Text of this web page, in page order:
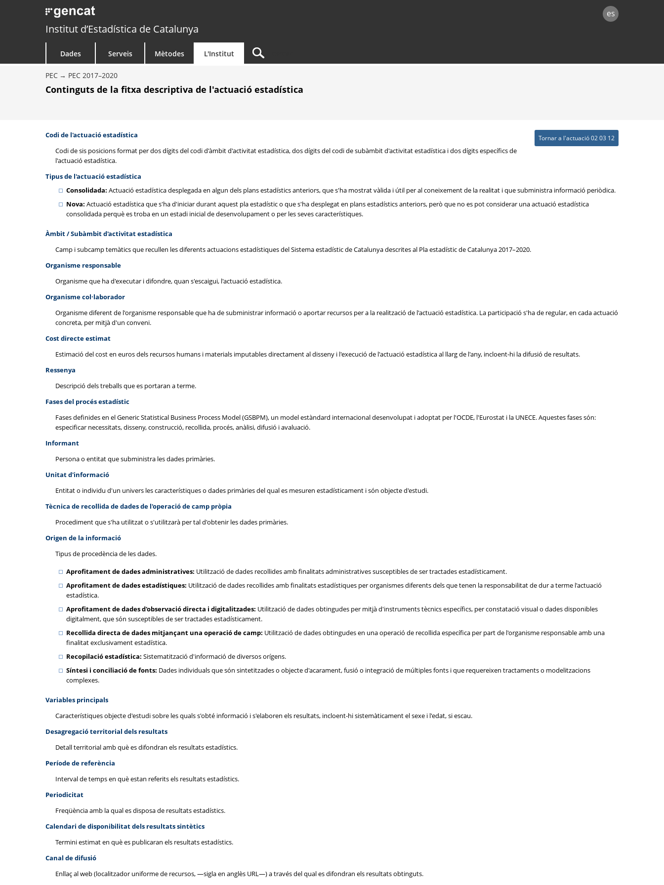
es
Institut d’Estadística de Catalunya
Dades Serveis Mètodes L'Institut
PEC PEC 2017–2020
Continguts de la fitxa descriptiva de l'actuació estadística
Tornar a l'actuació 02 03 12
Codi de l'actuació estadística
Codi de sis posicions format per dos dígits del codi d'àmbit d'activitat estadística, dos dígits del codi de subàmbit d'activitat estadística i dos dígits específics de
l'actuació estadística.
Tipus de l'actuació estadística
Consolidada: Actuació estadística desplegada en algun dels plans estadístics anteriors, que s'ha mostrat vàlida i útil per al coneixement de la realitat i que subministra informació periòdica.
Nova: Actuació estadística que s'ha d'iniciar durant aquest pla estadístic o que s'ha desplegat en plans estadístics anteriors, però que no es pot considerar una actuació estadística
consolidada perquè es troba en un estadi inicial de desenvolupament o per les seves característiques.
Àmbit / Subàmbit d'activitat estadística
Camp i subcamp temàtics que recullen les diferents actuacions estadístiques del Sistema estadístic de Catalunya descrites al Pla estadístic de Catalunya 2017–2020.
Organisme responsable
Organisme que ha d'executar i difondre, quan s'escaigui, l'actuació estadística.
Organisme col·laborador
Organisme diferent de l'organisme responsable que ha de subministrar informació o aportar recursos per a la realització de l'actuació estadística. La participació s'ha de regular, en cada actuació
concreta, per mitjà d'un conveni.
Cost directe estimat
Estimació del cost en euros dels recursos humans i materials imputables directament al disseny i l'execució de l'actuació estadística al llarg de l'any, incloent-hi la difusió de resultats.
Ressenya
Descripció dels treballs que es portaran a terme.
Fases del procés estadístic
Fases definides en el Generic Statistical Business Process Model (GSBPM), un model estàndard internacional desenvolupat i adoptat per l'OCDE, l'Eurostat i la UNECE. Aquestes fases són:
especificar necessitats, disseny, construcció, recollida, procés, anàlisi, difusió i avaluació.
Informant
Persona o entitat que subministra les dades primàries.
Unitat d'informació
Entitat o individu d'un univers les característiques o dades primàries del qual es mesuren estadísticament i són objecte d'estudi.
Tècnica de recollida de dades de l'operació de camp pròpia
Procediment que s'ha utilitzat o s'utilitzarà per tal d'obtenir les dades primàries.
Origen de la informació
Tipus de procedència de les dades.
Aprofitament de dades administratives: Utilització de dades recollides amb finalitats administratives susceptibles de ser tractades estadísticament.
Aprofitament de dades estadístiques: Utilització de dades recollides amb finalitats estadístiques per organismes diferents dels que tenen la responsabilitat de dur a terme l'actuació
estadística.
Aprofitament de dades d'observació directa i digitalitzades: Utilització de dades obtingudes per mitjà d'instruments tècnics específics, per constatació visual o dades disponibles
digitalment, que són susceptibles de ser tractades estadísticament.
Recollida directa de dades mitjançant una operació de camp: Utilització de dades obtingudes en una operació de recollida específica per part de l'organisme responsable amb una
finalitat exclusivament estadística.
Recopilació estadística: Sistematització d'informació de diversos orígens.
Síntesi i conciliació de fonts: Dades individuals que són sintetitzades o objecte d'acarament, fusió o integració de múltiples fonts i que requereixen tractaments o modelitzacions
complexes.
Variables principals
Característiques objecte d'estudi sobre les quals s'obté informació i s'elaboren els resultats, incloent-hi sistemàticament el sexe i l'edat, si escau.
Desagregació territorial dels resultats
Detall territorial amb què es difondran els resultats estadístics.
Període de referència
Interval de temps en què estan referits els resultats estadístics.
Periodicitat
Freqüència amb la qual es disposa de resultats estadístics.
Calendari de disponibilitat dels resultats sintètics
Termini estimat en què es publicaran els resultats estadístics.
Canal de difusió
Enllaç al web (localitzador uniforme de recursos, —sigla en anglès URL—) a través del qual es difondran els resultats obtinguts.